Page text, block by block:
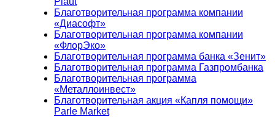
Благотворительная программа компании
«Диасофт»
Благотворительная программа компании
«ФлорЭко»
Благотворительная программа банка «Зенит»
Благотворительная программа Газпромбанка
Благотворительная программа
«Металлоинвест»
Благотворительная акция «Капля помощи»
Parle Market